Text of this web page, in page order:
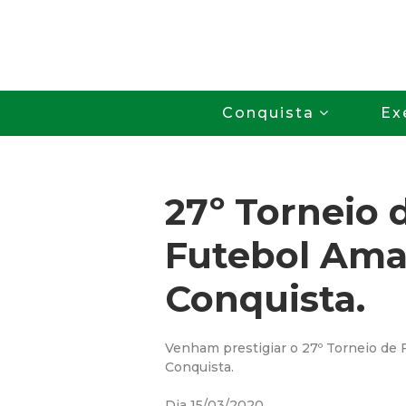
Conquista
27º Torneio
Futebol
Conquista.
Venham prestigiar o 27º Torneio de
Conquista.